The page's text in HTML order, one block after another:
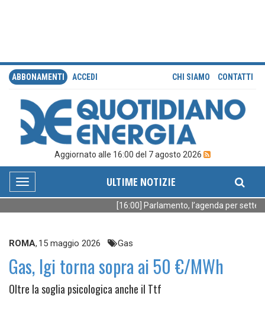
ABBONAMENTI ACCEDI CHI SIAMO CONTATTI
Aggiornato alle 16:00 del 7 agosto 2026
Toggle
navigation
ULTIME NOTIZIE
[16:00] Parlamento, l’agenda per
ROMA, 15 maggio 2026 Gas
Gas, Igi torna sopra ai 50 €/MWh
Oltre la soglia psicologica anche il Ttf